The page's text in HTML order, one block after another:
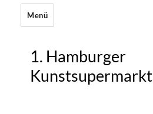
Menü
1. Hamburger
Kunstsupermarkt